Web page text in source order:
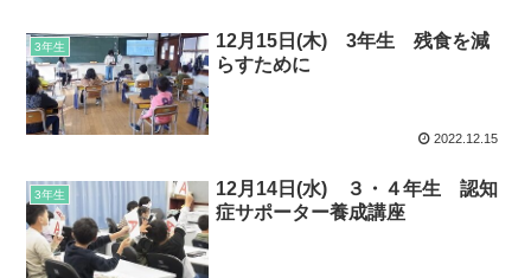
3年生
12月15日(木) 3年生 残食を減
らすために
2022.12.15
3年生
12月14日(水) ３・４年生 認知
症サポーター養成講座